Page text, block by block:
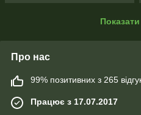
Про нас
99% позитивних з 265
Працює з 17.07.2017